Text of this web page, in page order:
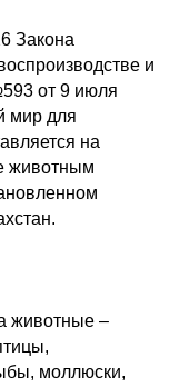
Закона
и
от 9 июля
мир для
на
животным
животные –
моллюски,